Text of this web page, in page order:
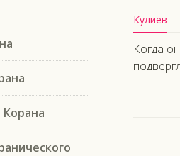
Кулиев
Когда